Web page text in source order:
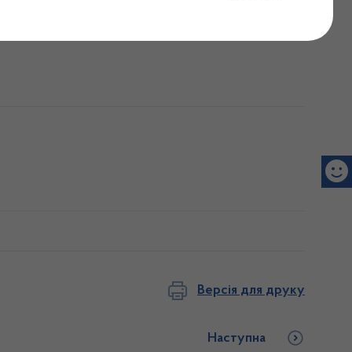
Версія для друку
Наступна